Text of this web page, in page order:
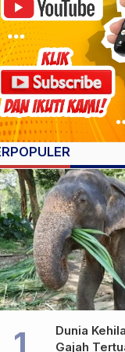
Dunia
Gajah